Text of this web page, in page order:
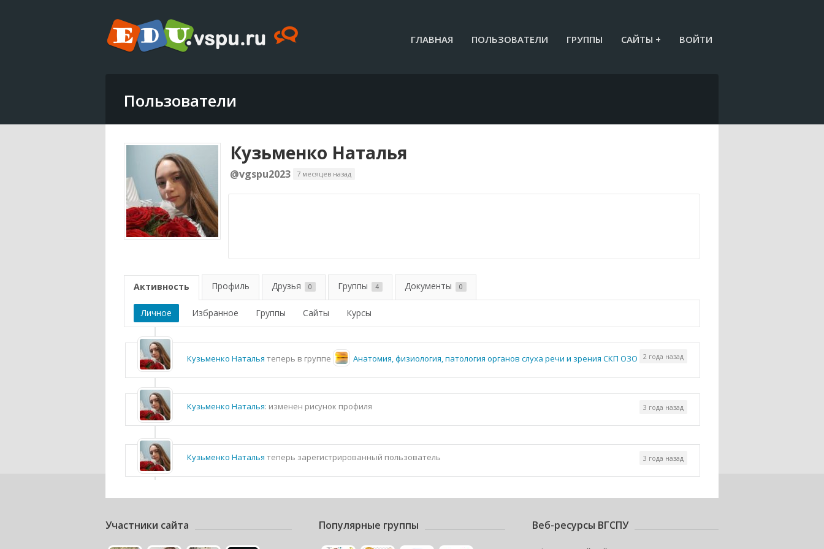
ГЛАВНАЯ ПОЛЬЗОВАТЕЛИ ГРУППЫ САЙТЫ + ВОЙТИ
Пользователи
Кузьменко Наталья
@vgspu2023 7 месяцев назад
Активность Профиль Друзья 0 Группы 4 Документы 0
Личное Избранное Группы Сайты Курсы
Кузьменко Наталья теперь в группе Анатомия, физиология, патология органов слуха речи и зрения СКП ОЗО 2 года назад
Кузьменко Наталья: изменен рисунок профиля 3 года назад
Кузьменко Наталья теперь зарегистрированный пользователь 3 года назад
Участники сайта Популярные группы Веб-ресурсы ВГСПУ